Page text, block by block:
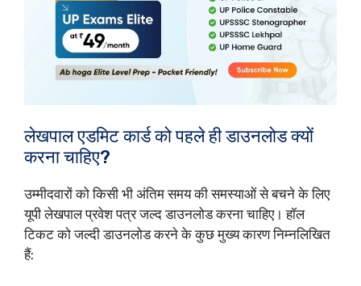
लेखपाल एडमिट कार्ड को पहले ही डाउनलोड क्यों
करना चाहिए?
उम्मीदवारों को किसी भी अंतिम समय की समस्याओं से बचने के लिए
यूपी लेखपाल प्रवेश पत्र जल्द डाउनलोड करना चाहिए। हॉल
टिकट को जल्दी डाउनलोड करने के कुछ मुख्य कारण निम्नलिखित
हैं: